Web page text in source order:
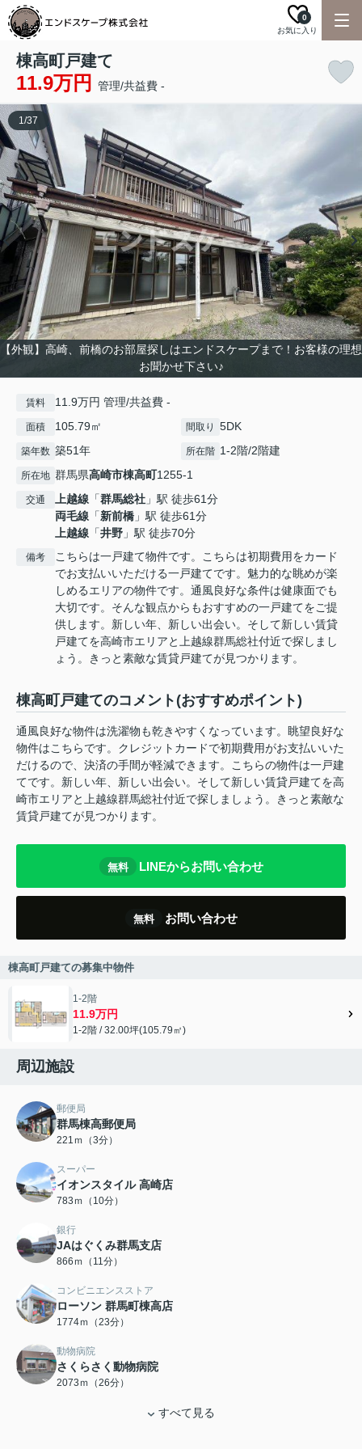
お気に入り
0
棟高町戸建て
11.9万円 管理/共益費 -
【外観】高崎、前橋のお部屋探しはエンドスケープまで！お客様の理想
お聞かせ下さい♪
1/37
賃料 11.9万円 管理/共益費 -
面積 105.79㎡ 間取り 5DK
築年数 築51年 所在階 1-2階/2階建
所在地 群馬県高崎市棟高町1255-1
交通 上越線 「群馬総社 」駅 徒歩61分
両毛線 「新前橋 」駅 徒歩61分
上越線 「井野 」駅 徒歩70分
備考
こちらは一戸建て物件です。こちらは初期費用をカード
でお支払いいただける一戸建てです。魅力的な眺めが楽
しめるエリアの物件です。通風良好な条件は健康面でも
大切です。そんな観点からもおすすめの一戸建てをご提
供します。新しい年、新しい出会い。そして新しい賃貸
戸建てを高崎市エリアと上越線群馬総社付近で探しまし
ょう。きっと素敵な賃貸戸建てが見つかります。
棟高町戸建てのコメント(おすすめポイント)
通風良好な物件は洗濯物も乾きやすくなっています。眺望良好な
物件はこちらです。クレジットカードで初期費用がお支払いいた
だけるので、決済の手間が軽減できます。こちらの物件は一戸建
てです。新しい年、新しい出会い。そして新しい賃貸戸建てを高
崎市エリアと上越線群馬総社付近で探しましょう。きっと素敵な
賃貸戸建てが見つかります。
無料 LINEからお問い合わせ
無料 お問い合わせ
棟高町戸建ての募集中物件
1-2階
11.9万円
1-2階 / 32.00坪(105.79㎡)
周辺施設
郵便局
群馬棟高郵便局
221ｍ（3分）
スーパー
イオンスタイル 高崎店
783ｍ（10分）
銀行
JAはぐくみ群馬支店
866ｍ（11分）
コンビニエンスストア
ローソン 群馬町棟高店
1774ｍ（23分）
動物病院
さくらさく動物病院
2073ｍ（26分）
すべて見る